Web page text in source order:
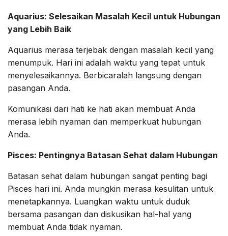
Aquarius: Selesaikan Masalah Kecil untuk Hubungan
yang Lebih Baik
Aquarius merasa terjebak dengan masalah kecil yang
menumpuk. Hari ini adalah waktu yang tepat untuk
menyelesaikannya. Berbicaralah langsung dengan
pasangan Anda.
Komunikasi dari hati ke hati akan membuat Anda
merasa lebih nyaman dan memperkuat hubungan
Anda.
Pisces: Pentingnya Batasan Sehat dalam Hubungan
Batasan sehat dalam hubungan sangat penting bagi
Pisces hari ini. Anda mungkin merasa kesulitan untuk
menetapkannya. Luangkan waktu untuk duduk
bersama pasangan dan diskusikan hal-hal yang
membuat Anda tidak nyaman.